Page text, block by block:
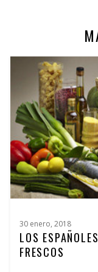
30 enero, 2018
LOS
FRESCOS